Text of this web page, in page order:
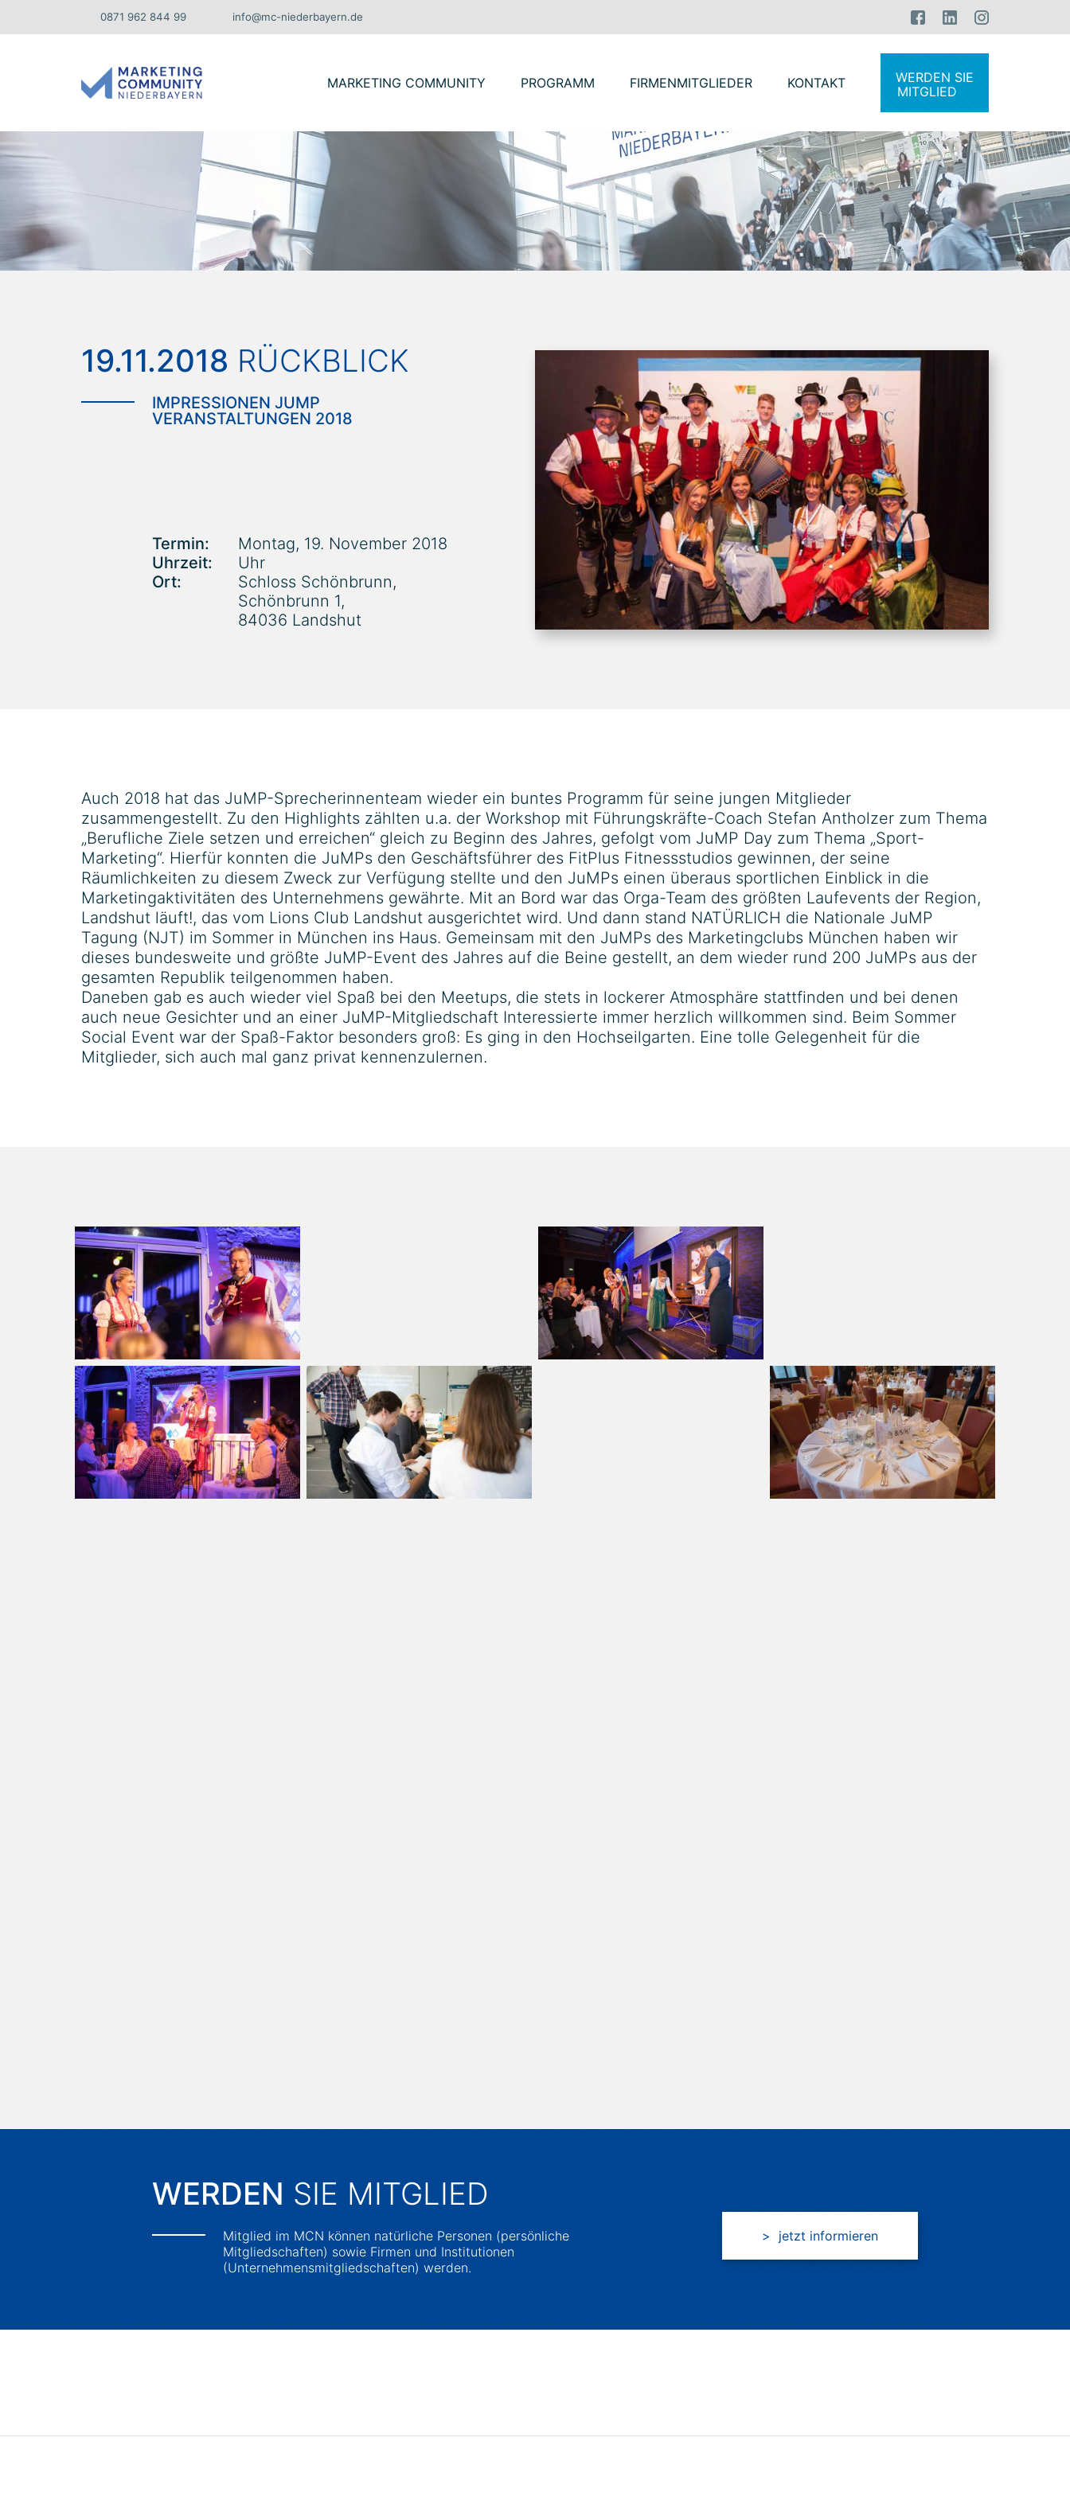
0871 962 844 99 info@mc-niederbayern.de
MARKETING COMMUNITY
VORSTAND & BEIRAT
PROGRAMM
FIRMENMITGLIEDER KONTAKT
WERDEN SIE
MITGLIED
19.11.2018 RÜCKBLICK
IMPRESSIONEN JUMP
VERANSTALTUNGEN 2018
Termin:
Montag, 19. November 2018
Uhrzeit:
Uhr
Ort:
Schloss Schönbrunn,
Schönbrunn 1,
84036 Landshut
Auch 2018 hat das JuMP-Sprecherinnenteam wieder ein buntes Programm für seine jungen Mitglieder
zusammengestellt. Zu den Highlights zählten u.a. der Workshop mit Führungskräfte-Coach Stefan Antholzer zum Thema
„Berufliche Ziele setzen und erreichen“ gleich zu Beginn des Jahres, gefolgt vom JuMP Day zum Thema „Sport-
Marketing“. Hierfür konnten die JuMPs den Geschäftsführer des FitPlus Fitnessstudios gewinnen, der seine
Räumlichkeiten zu diesem Zweck zur Verfügung stellte und den JuMPs einen überaus sportlichen Einblick in die
Marketingaktivitäten des Unternehmens gewährte. Mit an Bord war das Orga-Team des größten Laufevents der Region,
Landshut läuft!, das vom Lions Club Landshut ausgerichtet wird. Und dann stand NATÜRLICH die Nationale JuMP
Tagung (NJT) im Sommer in München ins Haus. Gemeinsam mit den JuMPs des Marketingclubs München haben wir
dieses bundesweite und größte JuMP-Event des Jahres auf die Beine gestellt, an dem wieder rund 200 JuMPs aus der
gesamten Republik teilgenommen haben.
Daneben gab es auch wieder viel Spaß bei den Meetups, die stets in lockerer Atmosphäre stattfinden und bei denen
auch neue Gesichter und an einer JuMP-Mitgliedschaft Interessierte immer herzlich willkommen sind. Beim Sommer
Social Event war der Spaß-Faktor besonders groß: Es ging in den Hochseilgarten. Eine tolle Gelegenheit für die
Mitglieder, sich auch mal ganz privat kennenzulernen.
WERDEN SIE MITGLIED
Mitglied im MCN können natürliche Personen (persönliche
Mitgliedschaften) sowie Firmen und Institutionen
(Unternehmensmitgliedschaften) werden.
> jetzt informieren